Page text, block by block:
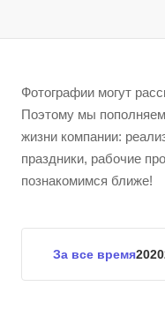
Фотографии могут
Поэтому мы
жизни компании:
праздники, рабочие
познакомимся ближе!
За все время2020